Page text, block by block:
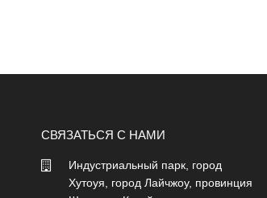
СВЯЗАТЬСЯ С НАМИ
Индустриальный парк, город
Хутоуя, город Лайчжоу, провинция
07/04/26
Сетка из